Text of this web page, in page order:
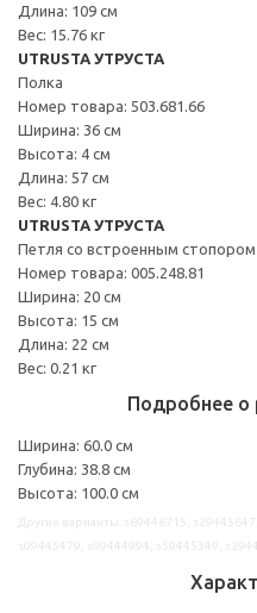
Длина: 109 см
Вес: 15.76 кг
UTRUSTA УТРУСТА
Полка
Номер товара: 503.681.66
Ширина: 36 см
Высота: 4 см
Длина: 57 см
Вес: 4.80 кг
UTRUSTA УТРУСТА
Петля со встроенным стопором
Номер товара: 005.248.81
Ширина: 20 см
Высота: 15 см
Длина: 22 см
Вес: 0.21 кг
Подробнее о
Ширина: 60.0 см
Глубина: 38.8 см
Высота: 100.0 см